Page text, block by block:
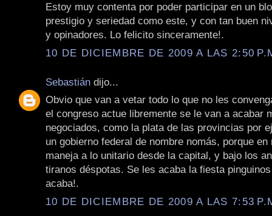
Estoy muy contenta por poder participar en un
prestigio y seriedad como este, y con tan buen
y opinadores. Lo felicito sinceramente!.
10 DE DICIEMBRE DE 2009 A LAS 2:50
Sebastián dijo...
Obvio que van a vetar todo lo que no les
el congreso actue libremente se le van a acabar
negociados, como la plata de las provincias por
un gobierno federal de nombre nomás, porque
maneja a lo unitario desde la capital, y bajo los
tiranos déspotas. Se les acaba la fiesta
acaba!.
10 DE DICIEMBRE DE 2009 A LAS 7:53